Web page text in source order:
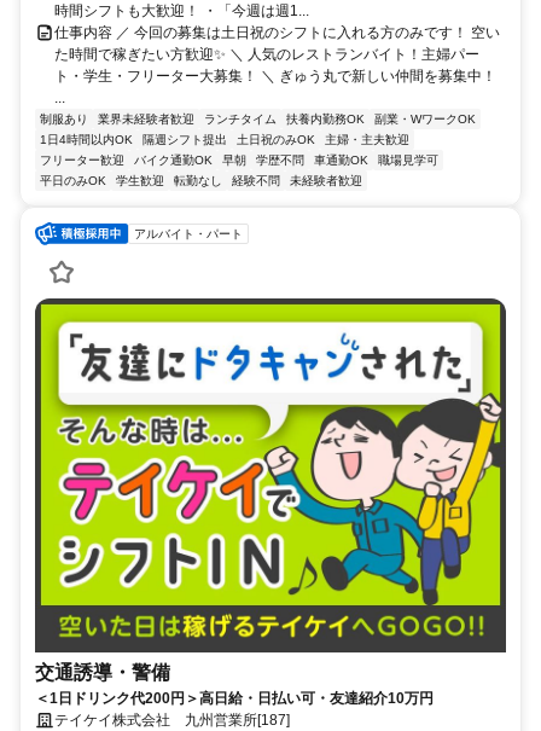
時間シフトも大歓迎！ ・「今週は週1...
仕事内容 ／ 今回の募集は土日祝のシフトに入れる方のみです！ 空い
た時間で稼ぎたい方歓迎✨ ＼ 人気のレストランバイト！主婦パー
ト・学生・フリーター大募集！ ＼ ぎゅう丸で新しい仲間を募集中！
...
制服あり 業界未経験者歓迎 ランチタイム 扶養内勤務OK
副業・WワークOK
1日4時間以内OK
隔週シフト提出 土日祝のみOK
主婦・主夫歓迎
フリーター歓迎
バイク通勤OK 早朝 学歴不問 車通勤OK
職場見学可
平日のみOK
学生歓迎 転勤なし 経験不問 未経験者歓迎
アルバイト・パート
交通誘導・警備
＜1日ドリンク代200円＞高日給・日払い可・友達紹介10万円
テイケイ株式会社 九州営業所[187]